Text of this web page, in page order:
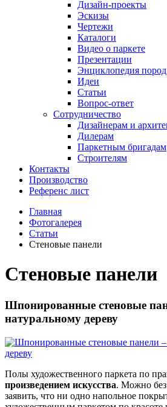
Дизайн-проекты
Эскизы
Чертежи
Каталоги
Видео о паркете
Презентации
Энциклопедия пород
Идеи
Статьи
Вопрос-ответ
Сотрудничество
Дизайнерам и
Дилерам
Паркетным бригадам
Строителям
Контакты
Производство
Референс лист
Главная
Фотогалерея
Статьи
Стеновые панели
Стеновые панели
Шпонированные стеновые
натуральному дереву
Полы художественного паркета по
произведением искусства. Можно без
заявить, что ни одно напольное